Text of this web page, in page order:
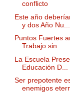
conflicto
Este año
y dos Año Nu...
Puntos Fuertes
Trabajo sin ...
La Escuela
Educación D...
Ser prepotente
enemigos